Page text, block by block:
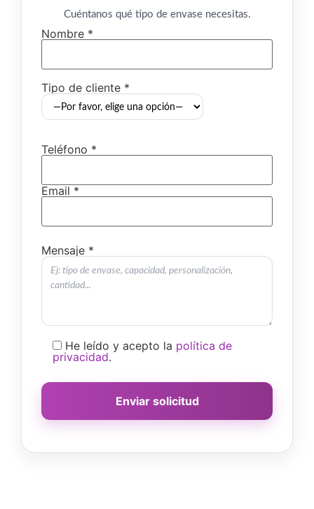
Cuéntanos qué tipo de envase necesitas.
Nombre *
Tipo de cliente *
Teléfono *
Email *
Mensaje *
He leído y acepto la política de
privacidad.